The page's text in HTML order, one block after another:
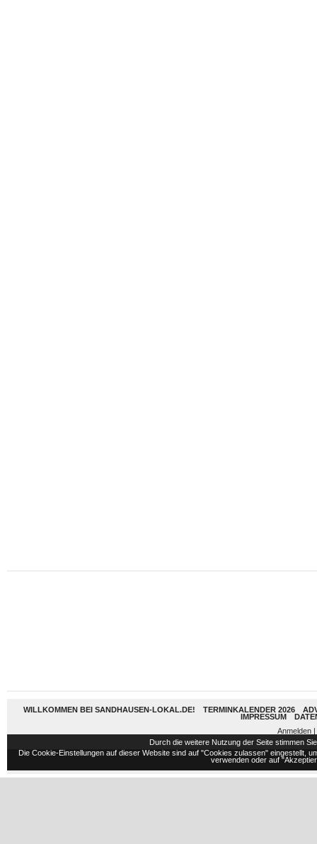
WILLKOMMEN BEI SANDHAUSEN-LOKAL.DE! TERMINKALENDER 2026
IMPRESSUM
Anmelden
Durch die weitere Nutzung der Seite stimmen
Die Cookie-Einstellungen auf dieser Website sind auf "Cookies zulassen" eingestellt,
verwenden oder auf